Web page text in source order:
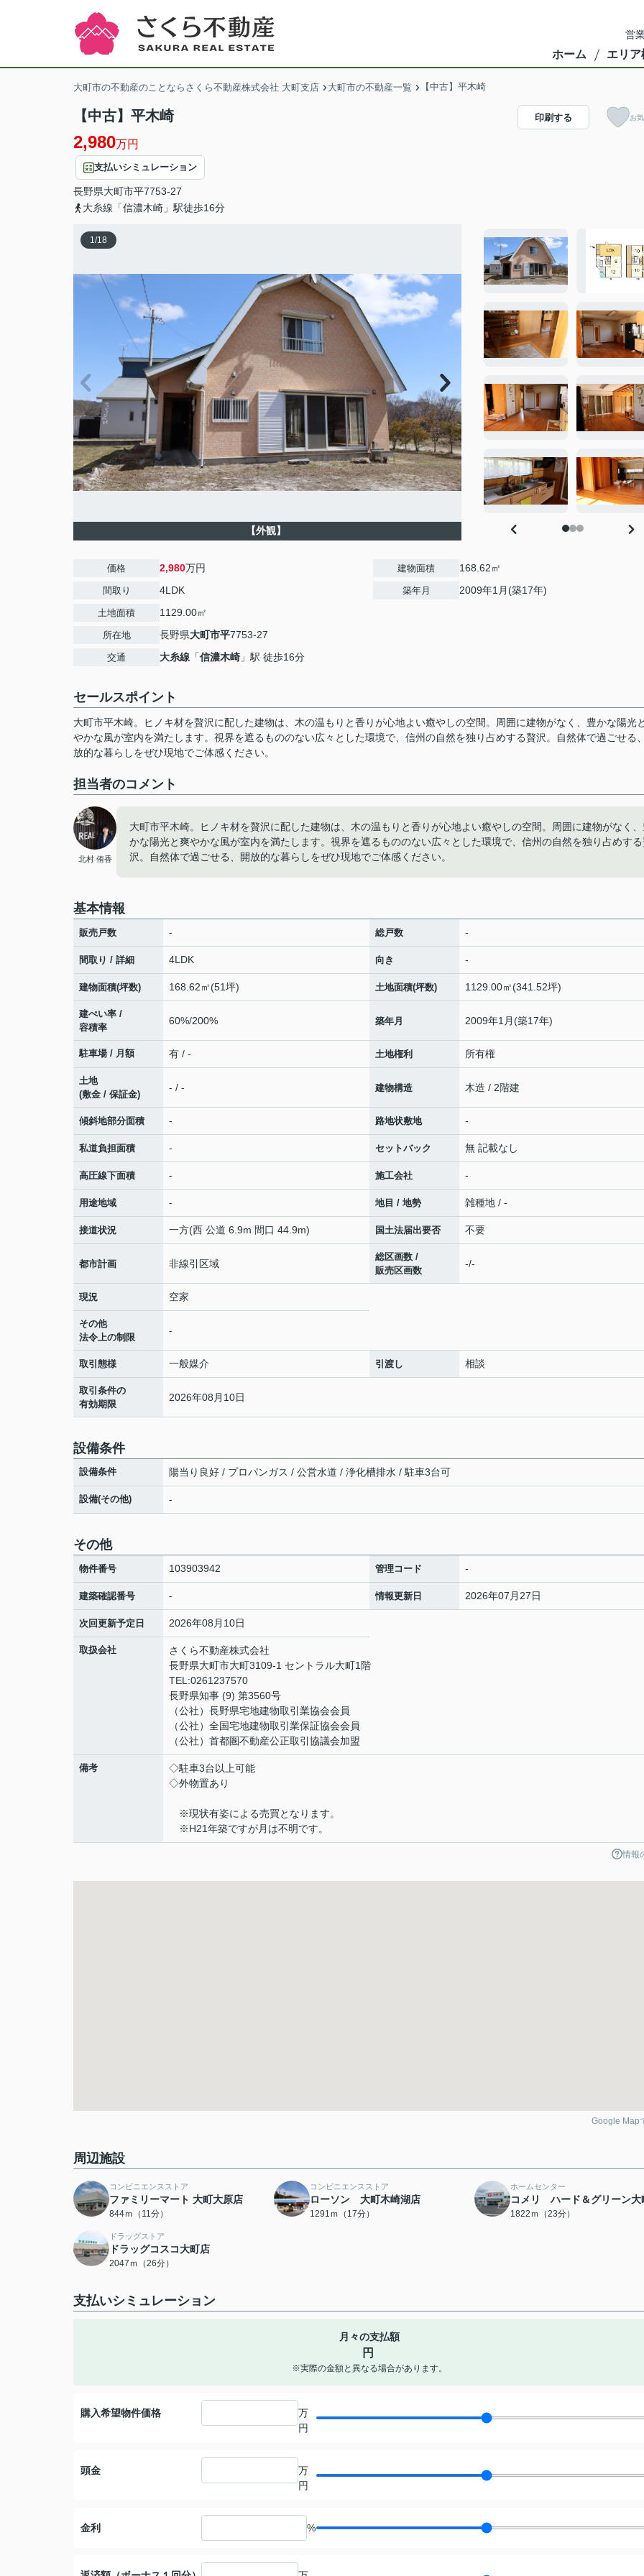
営
ホーム エリア
大町市の不動産のことならさくら不動産株式会社 大町支店 大町市の不動産一覧 【中古】平木崎
【中古】平木崎
2,980万円
支払いシミュレーション
長野県大町市平7753-27
大糸線「信濃木崎」駅徒歩16分
印刷する お
1/18
【外観】
価格 2,980万円
間取り 4LDK
土地面積 1129.00㎡
所在地 長野県大町市平7753-27
交通 大糸線 「信濃木崎 」駅 徒歩16分
建物面積 168.62㎡
築年月 2009年1月(築17年)
セールスポイント
大町市平木崎。ヒノキ材を贅沢に配した建物は、木の温もりと香りが心地よい癒やしの空間。周囲に建物がなく、豊かな陽光
やかな風が室内を満たします。視界を遮るもののない広々とした環境で、信州の自然を独り占めする贅沢。自然体で過ごせる
放的な暮らしをぜひ現地でご体感ください。
担当者のコメント
北村 侑香
大町市平木崎。ヒノキ材を贅沢に配した建物は、木の温もりと香りが心地よい癒やしの空間。周囲に建物がなく
かな陽光と爽やかな風が室内を満たします。視界を遮るもののない広々とした環境で、信州の自然を独り占めす
沢。自然体で過ごせる、開放的な暮らしをぜひ現地でご体感ください。
基本情報
販売戸数 - 総戸数 -
間取り / 詳細 4LDK 向き -
建物面積(坪数) 168.62㎡(51坪) 土地面積(坪数) 1129.00㎡(341.52坪)
建ぺい率 /
容積率
60%/200% 築年月 2009年1月(築17年)
駐車場 / 月額 有 / - 土地権利 所有権
土地
(敷金 / 保証金)
- / - 建物構造 木造 / 2階建
傾斜地部分面積 - 路地状敷地 -
私道負担面積 - セットバック 無 記載なし
高圧線下面積 - 施工会社 -
用途地域 - 地目 / 地勢 雑種地 / -
接道状況 一方(西 公道 6.9m 間口 44.9m) 国土法届出要否 不要
都市計画 非線引区域
総区画数 /
販売区画数
-/-
現況 空家
その他
法令上の制限
-
取引態様 一般媒介 引渡し 相談
取引条件の
有効期限
2026年08月10日
設備条件
設備条件 陽当り良好 / プロパンガス / 公営水道 / 浄化槽排水 / 駐車3台可
設備(その他) -
その他
物件番号 103903942 管理コード -
建築確認番号 - 情報更新日 2026年07月27日
次回更新予定日 2026年08月10日
取扱会社
さくら不動産株式会社
長野県大町市大町3109-1 セントラル大町1階
TEL:0261237570
長野県知事 (9) 第3560号
（公社）長野県宅地建物取引業協会会員
（公社）全国宅地建物取引業保証協会会員
（公社）首都圏不動産公正取引協議会加盟
備考
◇駐車3台以上可能
◇外物置あり
※現状有姿による売買となります。
※H21年築ですが月は不明です。
情報
Google Map
周辺施設
コンビニエンスストア
ファミリーマート 大町大原店
844ｍ（11分）
コンビニエンスストア
ローソン 大町木崎湖店
1291ｍ（17分）
ホームセンター
コメリ ハード＆グリーン大
1822ｍ（23分）
ドラッグストア
ドラッグコスコ大町店
2047ｍ（26分）
支払いシミュレーション
月々の支払額
円
※実際の金額と異なる場合があります。
購入希望物件価格
万
円
頭金
万
円
金利 %